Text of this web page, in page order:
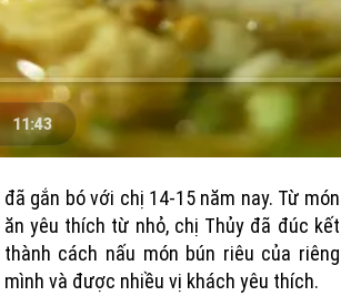
Duration
11:43
đã gắn bó với chị 14-15 năm nay. Từ món
ăn yêu thích từ nhỏ, chị Thủy đã đúc kết
thành cách nấu món bún riêu của riêng
mình và được nhiều vị khách yêu thích.